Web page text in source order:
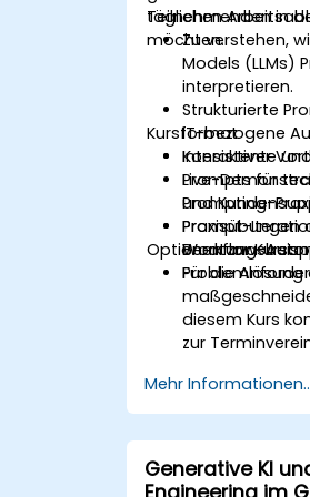
täglichen
möchten.
Teilnehmenden in
Zu verstehen,
Models (LLMs)
interpretieren.
Strukturierte
IT-bezogene
Konsistente
Prompts für
und
Prompt-
Workflow-
Problemlösung
Kursformat
Interaktiver
Live-
Prompting-
Praxisübungen
Optionen zur
Für die
diesem Kurs
zur
Mehr
Generative KI